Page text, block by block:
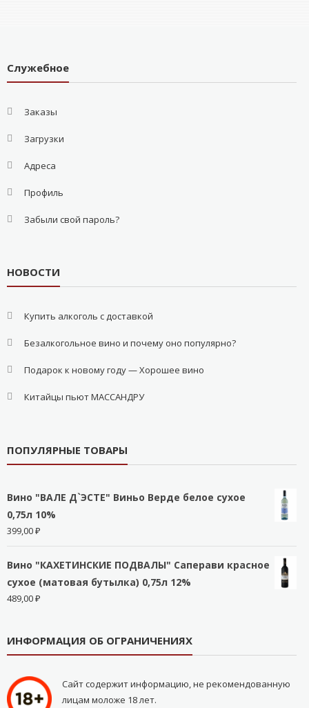
Служебное
Заказы
Загрузки
Адреса
Профиль
Забыли свой пароль?
НОВОСТИ
Купить алкоголь с доставкой
Безалкогольное вино и почему оно популярно?
Подарок к новому году — Хорошее вино
Китайцы пьют МАССАНДРУ
ПОПУЛЯРНЫЕ ТОВАРЫ
Вино "ВАЛЕ Д`ЭСТЕ" Виньо Верде белое сухое
0,75л 10%
399,00₽
Вино "КАХЕТИНСКИЕ ПОДВАЛЫ" Саперави красное
сухое (матовая бутылка) 0,75л 12%
489,00₽
ИНФОРМАЦИЯ ОБ ОГРАНИЧЕНИЯХ
Сайт содержит информацию, не рекомендованную
лицам моложе 18 лет.